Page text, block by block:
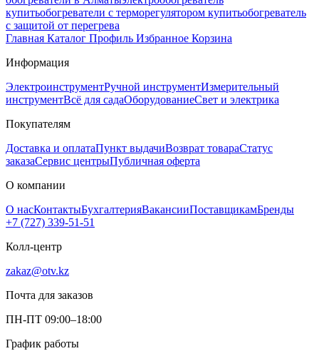
купитьобогреватели с терморегулятором купитьобогреватель
с защитой от перегрева
Главная Каталог Профиль Избранное Корзина
Информация
ЭлектроинструментРучной инструментИзмерительный
инструментВсё для садаОборудованиеСвет и электрика
Покупателям
Доставка и оплатаПункт выдачиВозврат товараСтатус
заказаСервис центрыПубличная оферта
О компании
О насКонтактыБухгалтерияВакансииПоставщикамБренды
+7 (727) 339-51-51
Колл-центр
zakaz@otv.kz
Почта для заказов
ПН-ПТ 09:00–18:00
График работы